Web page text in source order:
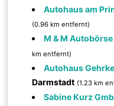
Autohaus am
(0.96 km entfernt)
M & M
km entfernt)
Autohaus
Darmstadt (1.23 km
Sabine Kurz